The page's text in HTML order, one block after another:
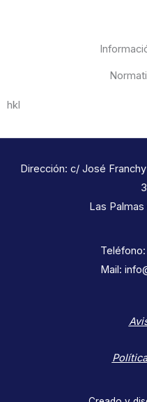
hkl
Dirección: c/ José
Las Palmas
Mail: